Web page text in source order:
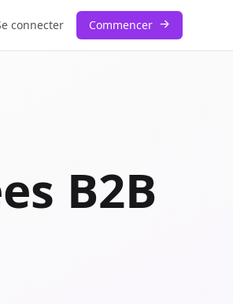
connecter Commencer
B2B